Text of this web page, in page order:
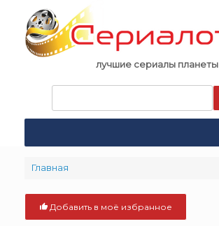
content
лучшие сериалы планеты
поиска:
Главная
Добавить в моё избранное